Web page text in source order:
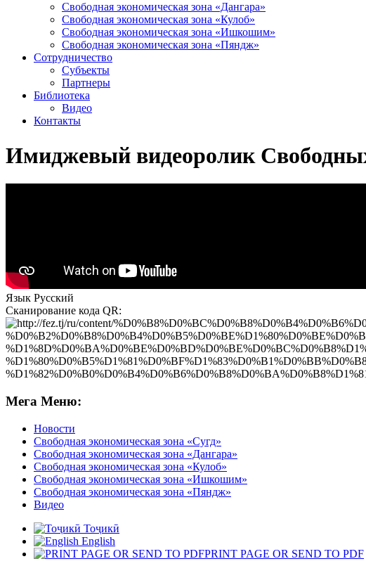
Свободная экономическая зона «Дангара»
Свободная экономическая зона «Кулоб»
Свободная экономическая зона «Ишкошим»
Свободная экономическая зона «Пяндж»
Сотрудничество
Субъекты
Партнеры
Библиотека
Видео
Контакты
Имиджевый видеоролик
Язык Русский
Сканирование кода QR:
Мега Меню:
Новости
Свободная экономическая зона «Сугд»
Свободная экономическая зона «Дангара»
Свободная экономическая зона «Кулоб»
Свободная экономическая зона «Ишкошим»
Свободная экономическая зона «Пяндж»
Видео
Тоҷикӣ
English
PRINT PAGE OR SEND TO PDF